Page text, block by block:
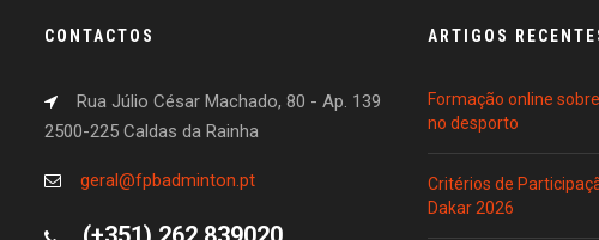
CONTACTOS
Rua Júlio César Machado, 80 - Ap. 139
2500-225 Caldas da Rainha
geral@fpbadminton.pt
ARTIGOS
Formação online
no desporto
Critérios de
Dakar 2026